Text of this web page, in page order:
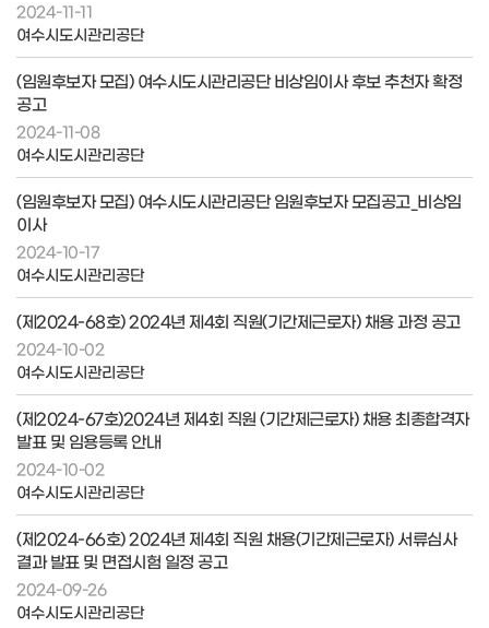
2024-11-11
여수시도시관리공단
(임원후보자 모집) 여수시도시관리공단 비상임이사 후보 추천자 확정
공고
2024-11-08
여수시도시관리공단
(임원후보자 모집) 여수시도시관리공단 임원후보자 모집공고_비상임
이사
2024-10-17
여수시도시관리공단
(제2024-68호) 2024년 제4회 직원(기간제근로자) 채용 과정 공고
2024-10-02
여수시도시관리공단
(제2024-67호)2024년 제4회 직원 (기간제근로자) 채용 최종합격자
발표 및 임용등록 안내
2024-10-02
여수시도시관리공단
(제2024-66호) 2024년 제4회 직원 채용(기간제근로자) 서류심사
결과 발표 및 면접시험 일정 공고
2024-09-26
여수시도시관리공단